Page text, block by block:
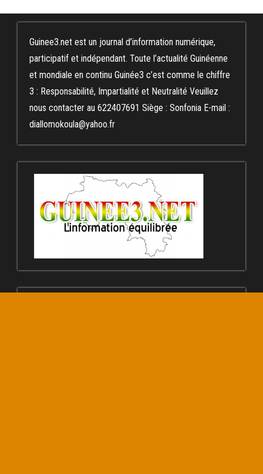
Guinee3.net est un journal d’information numérique,
participatif et indépendant. Toute l’actualité Guinéenne
et mondiale en continu Guinée3 c’est comme le chiffre
3 : Responsabilité, Impartialité et Neutralité Veuillez
nous contacter au 622407691 Siège : Sonfonia E-mail :
diallomokoula@yahoo.fr